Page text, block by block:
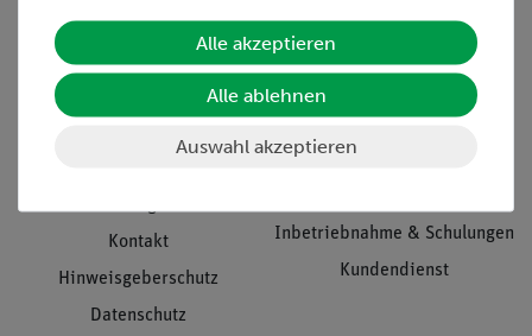
Informationen
Kontakt
Hinweisgeberschutz
Datenschutz
Service
Übersicht Service
Inbetriebnahme & Schulungen
Kundendienst
Alle akzeptieren
Alle ablehnen
Auswahl akzeptieren